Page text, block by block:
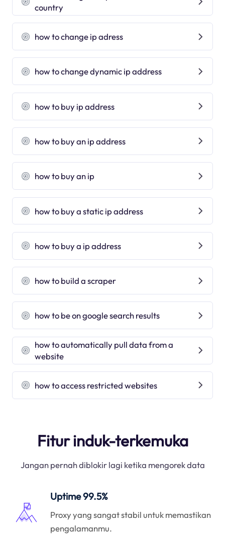
country
how to change ip adress
how to change dynamic ip address
how to buy ip address
how to buy an ip address
how to buy an ip
how to buy a static ip address
how to buy a ip address
how to build a scraper
how to be on google search results
how to automatically pull data from a
website
how to access restricted websites
Fitur induk-terkemuka
Jangan pernah diblokir lagi ketika mengorek data
Uptime 99.5%
Proxy yang sangat stabil untuk memastikan
pengalamanmu.